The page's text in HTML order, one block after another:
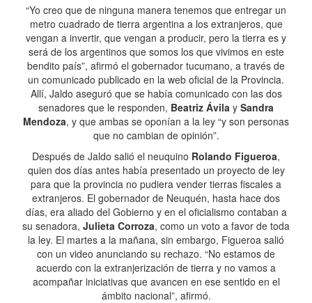
“Yo creo que de ninguna manera tenemos que entregar un
metro cuadrado de tierra argentina a los extranjeros, que
vengan a invertir, que vengan a producir, pero la tierra es y
será de los argentinos que somos los que vivimos en este
bendito país”, afirmó el gobernador tucumano, a través de
un comunicado publicado en la web oficial de la Provincia.
Allí, Jaldo aseguró que se había comunicado con las dos
senadores que le responden, Beatriz Ávila y Sandra
Mendoza, y que ambas se oponían a la ley “y son personas
que no cambian de opinión”.
Después de Jaldo salió el neuquino Rolando Figueroa,
quien dos días antes había presentado un proyecto de ley
para que la provincia no pudiera vender tierras fiscales a
extranjeros. El gobernador de Neuquén, hasta hace dos
días, era aliado del Gobierno y en el oficialismo contaban a
su senadora, Julieta Corroza, como un voto a favor de toda
la ley. El martes a la mañana, sin embargo, Figueroa salió
con un video anunciando su rechazo. “No estamos de
acuerdo con la extranjerización de tierra y no vamos a
acompañar iniciativas que avancen en ese sentido en el
ámbito nacional”, afirmó.